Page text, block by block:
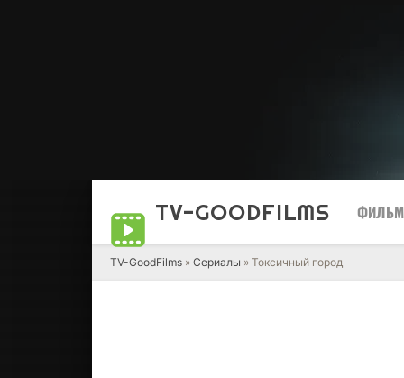
TV-GOODFILMS
TV-GoodFilms » Сериалы » Токсичный город